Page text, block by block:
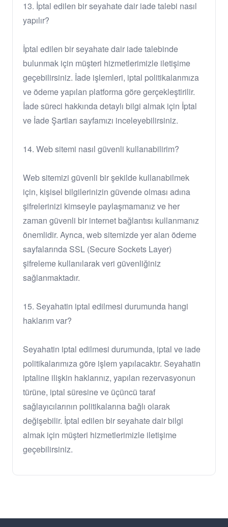
13. İptal edilen bir seyahate dair iade talebi nasıl
yapılır?
İptal edilen bir seyahate dair iade talebinde
bulunmak için müşteri hizmetlerimizle iletişime
geçebilirsiniz. İade işlemleri, iptal politikalarımıza
ve ödeme yapılan platforma göre gerçekleştirilir.
İade süreci hakkında detaylı bilgi almak için İptal
ve İade Şartları sayfamızı inceleyebilirsiniz.
14. Web sitemi nasıl güvenli kullanabilirim?
Web sitemizi güvenli bir şekilde kullanabilmek
için, kişisel bilgilerinizin güvende olması adına
şifrelerinizi kimseyle paylaşmamanız ve her
zaman güvenli bir internet bağlantısı kullanmanız
önemlidir. Ayrıca, web sitemizde yer alan ödeme
sayfalarında SSL (Secure Sockets Layer)
şifreleme kullanılarak veri güvenliğiniz
sağlanmaktadır.
15. Seyahatin iptal edilmesi durumunda hangi
haklarım var?
Seyahatin iptal edilmesi durumunda, iptal ve iade
politikalarımıza göre işlem yapılacaktır. Seyahatin
iptaline ilişkin haklarınız, yapılan rezervasyonun
türüne, iptal süresine ve üçüncü taraf
sağlayıcılarının politikalarına bağlı olarak
değişebilir. İptal edilen bir seyahate dair bilgi
almak için müşteri hizmetlerimizle iletişime
geçebilirsiniz.